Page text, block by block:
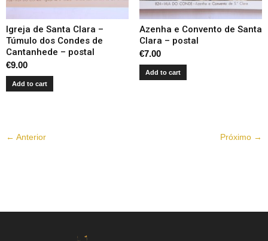
Igreja de Santa Clara –
Túmulo dos Condes de
Cantanhede – postal
€9.00
Add to cart
Azenha e Convento de Santa
Clara – postal
€7.00
Add to cart
← Anterior Próximo →